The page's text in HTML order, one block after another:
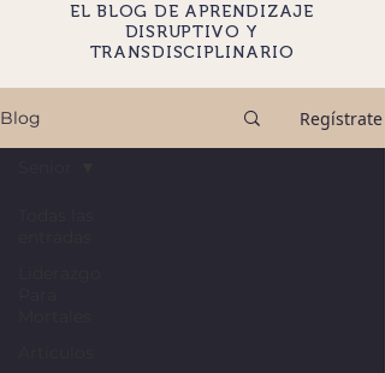
EL BLOG DE APRENDIZAJE
DISRUPTIVO Y
TRANSDISCIPLINARIO
Blog Regístrate